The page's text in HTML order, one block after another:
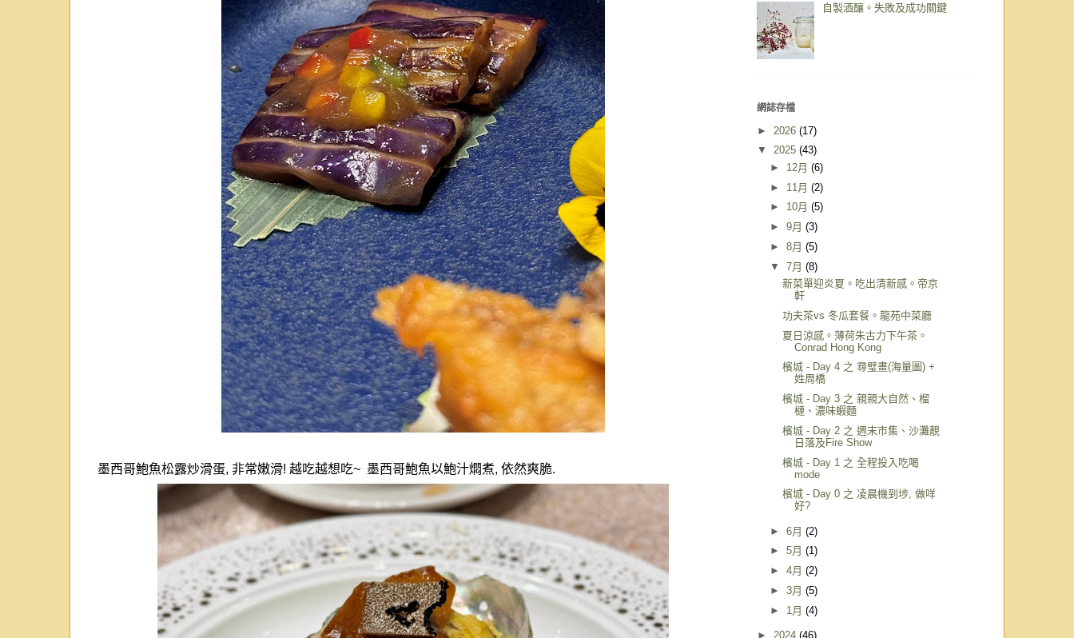
墨西哥鮑魚松露炒滑蛋, 非常嫩滑! 越吃越想吃~ 墨西哥鮑魚以鮑汁燜煮, 依然爽脆.
自製酒釀。失敗及成功關鍵
網誌存檔
► 2026 (17)
▼ 2025 (43)
► 12月 (6)
► 11月 (2)
► 10月 (5)
► 9月 (3)
► 8月 (5)
▼ 7月 (8)
新菜單迎炎夏。吃出清新感。帝京
軒
功夫茶vs 冬瓜套餐。龍苑中菜廳
夏日涼感。薄荷朱古力下午茶。
Conrad Hong Kong
檳城 - Day 4 之 尋璧畫(海量圖) +
姓周橋
檳城 - Day 3 之 親親大自然、榴
槤、濃味蝦麵
檳城 - Day 2 之 週末市集、沙灘靚
日落及Fire Show
檳城 - Day 1 之 全程投入吃喝
mode
檳城 - Day 0 之 凌晨機到埗, 做咩
好?
► 6月 (2)
► 5月 (1)
► 4月 (2)
► 3月 (5)
► 1月 (4)
► 2024 (46)